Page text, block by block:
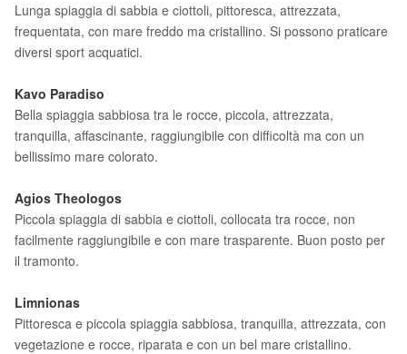
Lunga spiaggia di sabbia e ciottoli, pittoresca, attrezzata,
frequentata, con mare freddo ma cristallino. Si possono praticare
diversi sport acquatici.
Kavo Paradiso
Bella spiaggia sabbiosa tra le rocce, piccola, attrezzata,
tranquilla, affascinante, raggiungibile con difficoltà ma con un
bellissimo mare colorato.
Agios Theologos
Piccola spiaggia di sabbia e ciottoli, collocata tra rocce, non
facilmente raggiungibile e con mare trasparente. Buon posto per
il tramonto.
Limnionas
Pittoresca e piccola spiaggia sabbiosa, tranquilla, attrezzata, con
vegetazione e rocce, riparata e con un bel mare cristallino.